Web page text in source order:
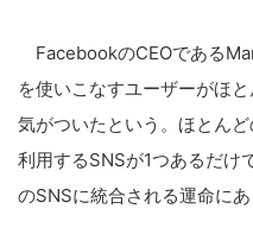
FacebookのCEOである
を使いこなすユーザーがほ
気がついたという。ほとん
利用するSNSが1つあるだけ
のSNSに統合される運命に